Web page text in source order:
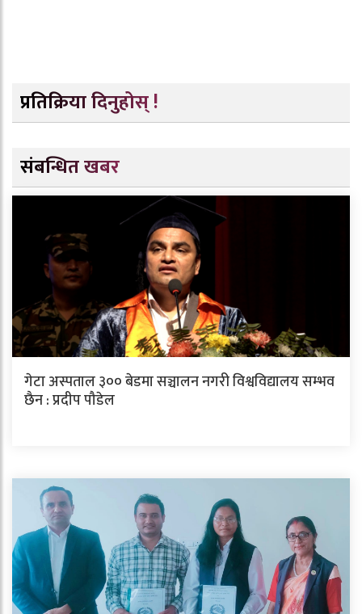
प्रतिक्रिया दिनुहोस् !
संबन्धित खबर
गेटा अस्पताल ३०० बेडमा सञ्चालन नगरी विश्वविद्यालय सम्भव
छैन : प्रदीप पौडेल